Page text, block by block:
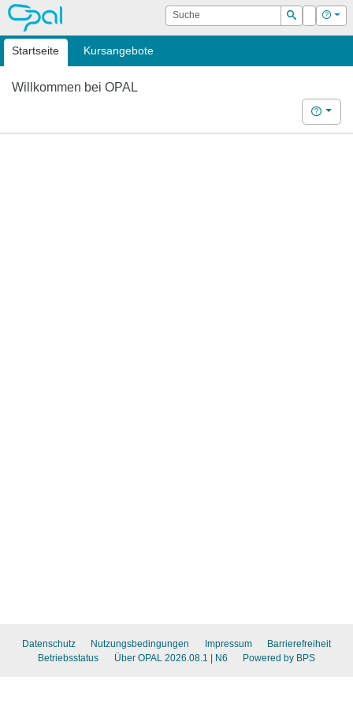
OPAL Suche
Suchen
Login Hilfe
Startseite Kursangebote
Willkommen bei OPAL
Hilfe
Datenschutz Nutzungsbedingungen Impressum
Barrierefreiheit
Betriebsstatus
Über OPAL 2026.08.1 | N6 Powered by BPS